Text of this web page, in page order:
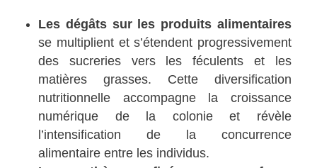
Les dégâts sur les produits alimentaires
se multiplient et s’étendent progressivement
des sucreries vers les féculents et les
matières grasses. Cette diversification
nutritionnelle accompagne la croissance
numérique de la colonie et révèle
l’intensification de la concurrence
alimentaire entre les individus.